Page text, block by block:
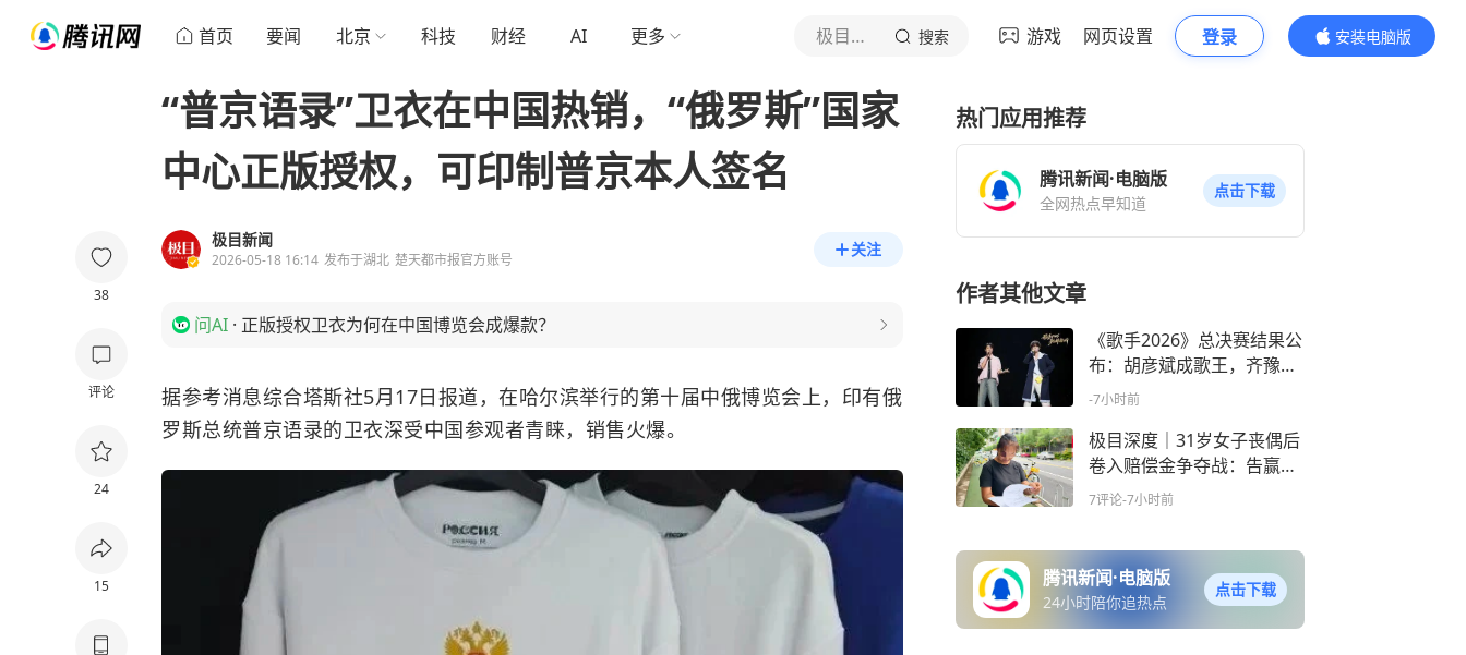
首页 要闻 北京 科技 财经 AI 更多 极目新闻 搜索 游戏 网页设置 登录
安装电脑版
内容更精彩
38
评论
24
15
“普京语录”卫衣在中国热销，“俄罗斯”国家
中心正版授权，可印制普京本人签名
极目新闻
2026-05-18 16:14 发布于湖北 楚天都市报官方账号
关注
问AI · 正版授权卫衣为何在中国博览会成爆款？
据参考消息综合塔斯社5月17日报道，在哈尔滨举行的第十届中俄博览会上，印有俄
罗斯总统普京语录的卫衣深受中国参观者青睐，销售火爆。
热门应用推荐
腾讯新闻·电脑版
全网热点早知道
点击下载
作者其他文章
《歌手2026》总决赛结果公
布：胡彦斌成歌王，齐豫第
二，万妮达第三
-7小时前
极目深度｜31岁女子丧偶后
卷入赔偿金争夺战：告赢公
婆仅拿到3万元，婆家转移
7评论-7小时前
腾讯新闻·电脑版
24小时陪你追热点
点击下载